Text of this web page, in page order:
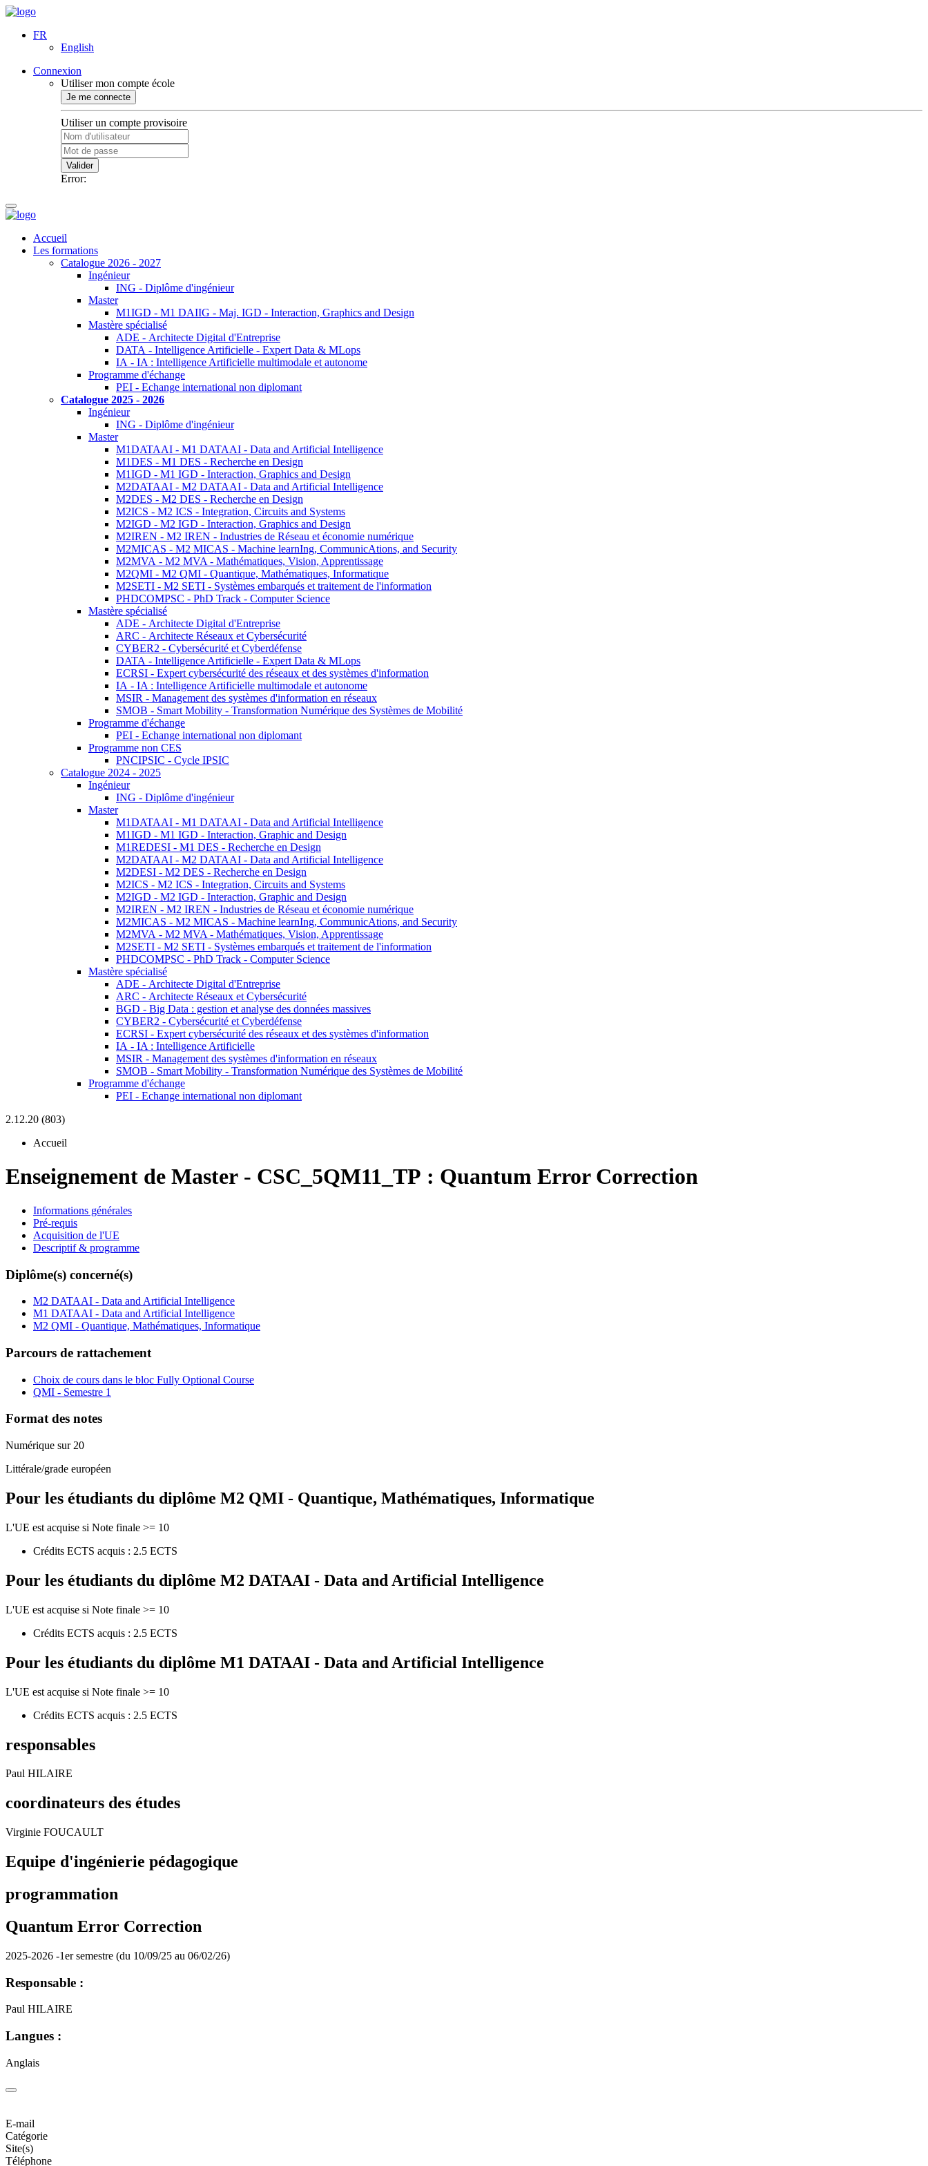
FR
English
Connexion
Utiliser mon compte école
Je me connecte
Utiliser un compte provisoire
Valider
Error:
Accueil
Les formations
Catalogue 2026 - 2027
Ingénieur
ING - Diplôme d'ingénieur
Master
M1IGD - M1 DAIIG - Maj. IGD - Interaction, Graphics and Design
Mastère spécialisé
ADE - Architecte Digital d'Entreprise
DATA - Intelligence Artificielle - Expert Data & MLops
IA - IA : Intelligence Artificielle multimodale et autonome
Programme d'échange
PEI - Echange international non diplomant
Catalogue 2025 - 2026
Ingénieur
ING - Diplôme d'ingénieur
Master
M1DATAAI - M1 DATAAI - Data and Artificial Intelligence
M1DES - M1 DES - Recherche en Design
M1IGD - M1 IGD - Interaction, Graphics and Design
M2DATAAI - M2 DATAAI - Data and Artificial Intelligence
M2DES - M2 DES - Recherche en Design
M2ICS - M2 ICS - Integration, Circuits and Systems
M2IGD - M2 IGD - Interaction, Graphics and Design
M2IREN - M2 IREN - Industries de Réseau et économie numérique
M2MICAS - M2 MICAS - Machine learnIng, CommunicAtions, and Security
M2MVA - M2 MVA - Mathématiques, Vision, Apprentissage
M2QMI - M2 QMI - Quantique, Mathématiques, Informatique
M2SETI - M2 SETI - Systèmes embarqués et traitement de l'information
PHDCOMPSC - PhD Track - Computer Science
Mastère spécialisé
ADE - Architecte Digital d'Entreprise
ARC - Architecte Réseaux et Cybersécurité
CYBER2 - Cybersécurité et Cyberdéfense
DATA - Intelligence Artificielle - Expert Data & MLops
ECRSI - Expert cybersécurité des réseaux et des systèmes d'information
IA - IA : Intelligence Artificielle multimodale et autonome
MSIR - Management des systèmes d'information en réseaux
SMOB - Smart Mobility - Transformation Numérique des Systèmes de Mobilité
Programme d'échange
PEI - Echange international non diplomant
Programme non CES
PNCIPSIC - Cycle IPSIC
Catalogue 2024 - 2025
Ingénieur
ING - Diplôme d'ingénieur
Master
M1DATAAI - M1 DATAAI - Data and Artificial Intelligence
M1IGD - M1 IGD - Interaction, Graphic and Design
M1REDESI - M1 DES - Recherche en Design
M2DATAAI - M2 DATAAI - Data and Artificial Intelligence
M2DESI - M2 DES - Recherche en Design
M2ICS - M2 ICS - Integration, Circuits and Systems
M2IGD - M2 IGD - Interaction, Graphic and Design
M2IREN - M2 IREN - Industries de Réseau et économie numérique
M2MICAS - M2 MICAS - Machine learnIng, CommunicAtions, and Security
M2MVA - M2 MVA - Mathématiques, Vision, Apprentissage
M2SETI - M2 SETI - Systèmes embarqués et traitement de l'information
PHDCOMPSC - PhD Track - Computer Science
Mastère spécialisé
ADE - Architecte Digital d'Entreprise
ARC - Architecte Réseaux et Cybersécurité
BGD - Big Data : gestion et analyse des données massives
CYBER2 - Cybersécurité et Cyberdéfense
ECRSI - Expert cybersécurité des réseaux et des systèmes d'information
IA - IA : Intelligence Artificielle
MSIR - Management des systèmes d'information en réseaux
SMOB - Smart Mobility - Transformation Numérique des Systèmes de Mobilité
Programme d'échange
PEI - Echange international non diplomant
2.12.20 (803)
Accueil
Enseignement de Master - CSC_5QM11_TP : Quantum Error Correction
Informations générales
Pré-requis
Acquisition de l'UE
Descriptif & programme
Diplôme(s) concerné(s)
M2 DATAAI - Data and Artificial Intelligence
M1 DATAAI - Data and Artificial Intelligence
M2 QMI - Quantique, Mathématiques, Informatique
Parcours de rattachement
Choix de cours dans le bloc Fully Optional Course
QMI - Semestre 1
Format des notes
Numérique sur 20
Littérale/grade européen
Pour les étudiants du diplôme M2 QMI - Quantique, Mathématiques, Informatique
L'UE est acquise si Note finale >= 10
Crédits ECTS acquis : 2.5 ECTS
Pour les étudiants du diplôme M2 DATAAI - Data and Artificial Intelligence
L'UE est acquise si Note finale >= 10
Crédits ECTS acquis : 2.5 ECTS
Pour les étudiants du diplôme M1 DATAAI - Data and Artificial Intelligence
L'UE est acquise si Note finale >= 10
Crédits ECTS acquis : 2.5 ECTS
responsables
Paul HILAIRE
coordinateurs des études
Virginie FOUCAULT
Equipe d'ingénierie pédagogique
programmation
Quantum Error Correction
2025-2026 -1er semestre (du 10/09/25 au 06/02/26)
Responsable :
Paul HILAIRE
Langues :
Anglais
E-mail
Catégorie
Site(s)
Téléphone